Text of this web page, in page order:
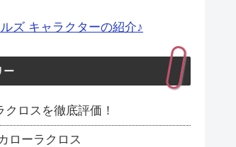
ズ キャラクターの紹介♪
ー
クロスを徹底評価！
ローラクロス